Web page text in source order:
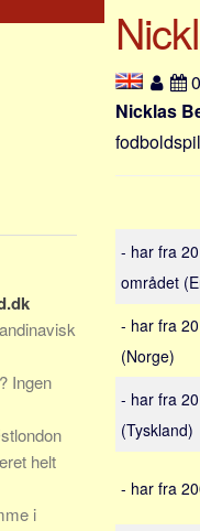
Nicklas
- har fra
området
- har fra
(Norge)
- har fra
(Tyskland)
- har fra
Ingen
helt
i